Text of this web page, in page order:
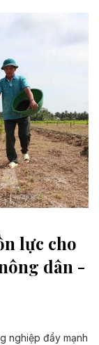
lực cho
dân -
nghiệp đẩy mạnh